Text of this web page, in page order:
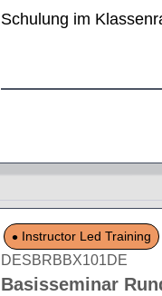
Schulung im
Instructor Led Training
DESBRBBX101DE
Basisseminar